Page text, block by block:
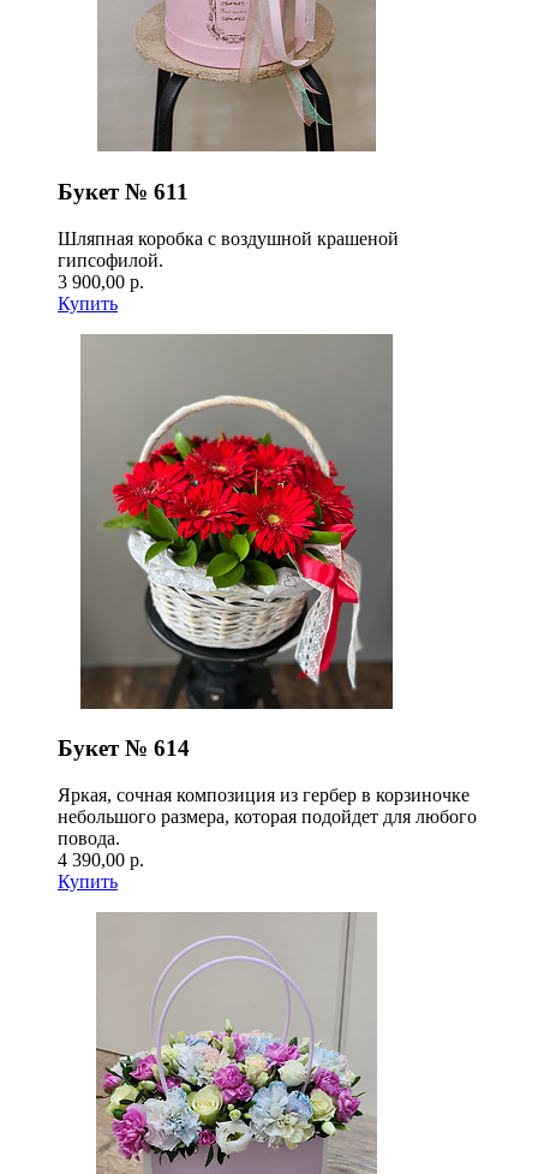
Букет № 611
Шляпная коробка с воздушной крашеной
гипсофилой.
3 900,00 р.
Купить
Букет № 614
Яркая, сочная композиция из гербер в корзиночке
небольшого размера, которая подойдет для любого
повода.
4 390,00 р.
Купить